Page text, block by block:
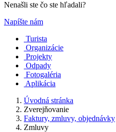
Nenašli ste čo ste hľadali?
Napíšte nám
Turista
Organizácie
Projekty
Odpady
Fotogaléria
Aplikácia
Úvodná stránka
Zverejňovanie
Faktury, zmluvy, objednávky
Zmluvy